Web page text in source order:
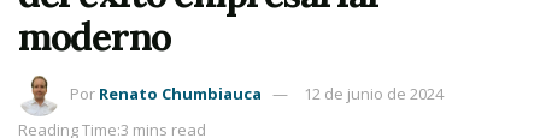
moderno
Por Renato Chumbiauca
12 de junio de 2024
Reading Time:3 mins read